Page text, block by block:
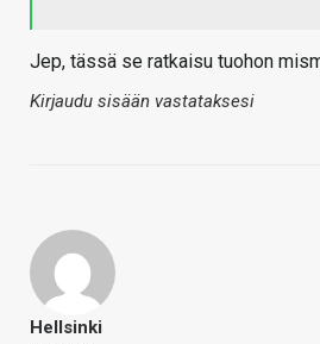
Jep, tässä se ratkaisu tuohon
Kirjaudu sisään vastataksesi
Hellsinki